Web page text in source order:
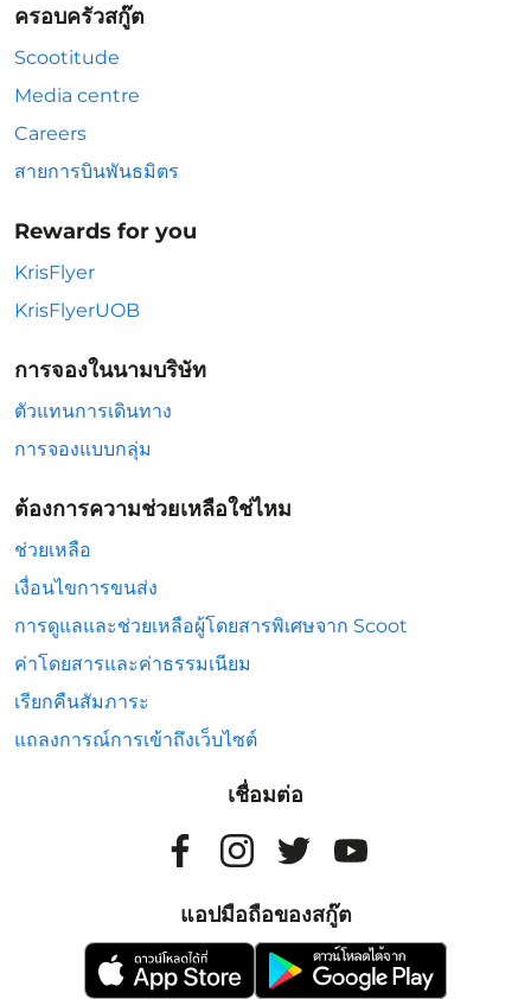
ครอบครัวสกู๊ต
Scootitude
Media centre
Careers
สายการบินพันธมิตร
Rewards for you
KrisFlyer
KrisFlyerUOB
การจองในนามบริษัท
ตัวแทนการเดินทาง
การจองแบบกลุ่ม
ต้องการความช่วยเหลือใช่ไหม
ช่วยเหลือ
เงื่อนไขการขนส่ง
การดูแลและช่วยเหลือผู้โดยสารพิเศษจาก Scoot
ค่าโดยสารและค่าธรรมเนียม
เรียกคืนสัมภาระ
แถลงการณ์การเข้าถึงเว็บไซต์
เชื่อมต่อ
แอปมือถือของสกู๊ต